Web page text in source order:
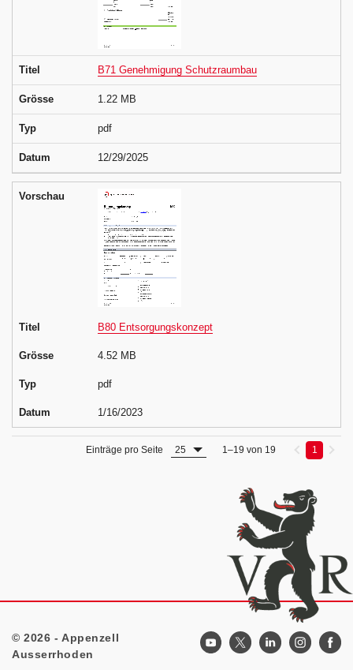
Titel B71 Genehmigung Schutzraumbau
Grösse 1.22 MB
Typ pdf
Datum 12/29/2025
Vorschau
Titel B80 Entsorgungskonzept
Grösse 4.52 MB
Typ pdf
Datum 1/16/2023
Einträge pro Seite 25 1–19 von 19 1
Footer
© 2026 - Appenzell
Ausserrhoden